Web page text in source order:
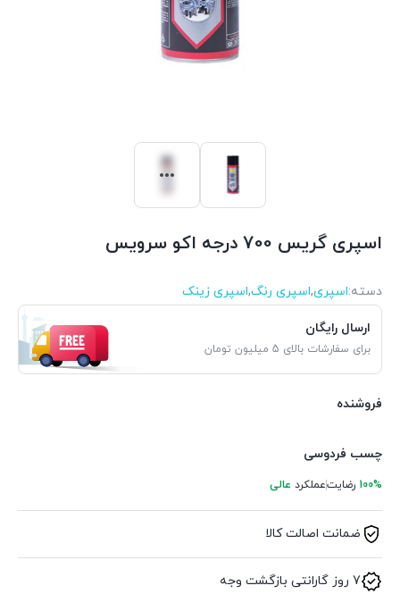
اسپری گریس 700 درجه اکو سرویس
دسته:اسپری,اسپری رنگ,اسپری زینک
ارسال رایگان
برای سفارشات بالای 5 میلیون تومان
فروشنده
چسب فردوسی
100% رضایتعملکرد عالی
ضمانت اصالت کالا
7 روز گارانتی بازگشت وجه